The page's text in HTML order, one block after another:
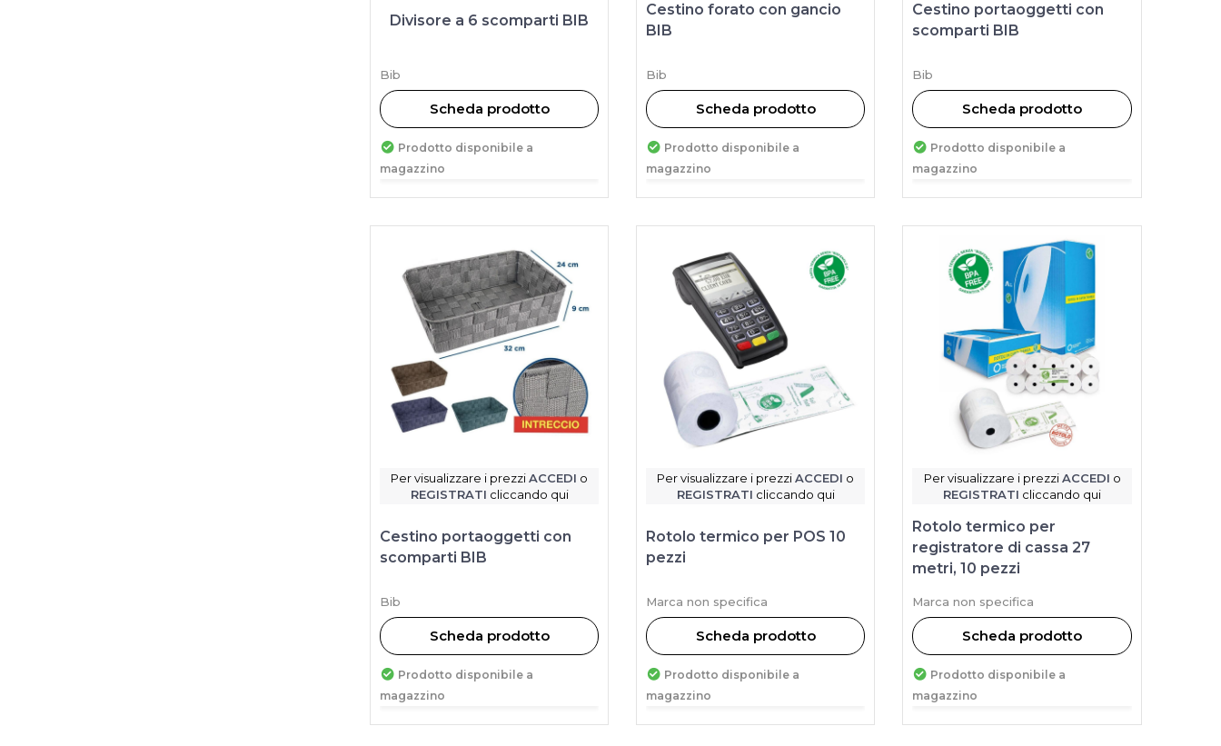
Divisore a 6 scomparti BIB
Bib
Scheda prodotto
Prodotto disponibile a
magazzino
Cestino forato con gancio
BIB
Bib
Scheda prodotto
Prodotto disponibile a
magazzino
Cestino portaoggetti con
scomparti BIB
Bib
Scheda prodotto
Prodotto disponibile a
magazzino
Per visualizzare i prezziACCEDI o
REGISTRATI cliccando qui
Cestino portaoggetti con
scomparti BIB
Bib
Scheda prodotto
Prodotto disponibile a
magazzino
Per visualizzare i prezziACCEDI o
REGISTRATI cliccando qui
Rotolo termico per POS 10
pezzi
Marca non specifica
Scheda prodotto
Prodotto disponibile a
magazzino
Per visualizzare i prezziACCEDI o
REGISTRATI cliccando qui
Rotolo termico per
registratore di cassa 27
metri, 10 pezzi
Marca non specifica
Scheda prodotto
Prodotto disponibile a
magazzino